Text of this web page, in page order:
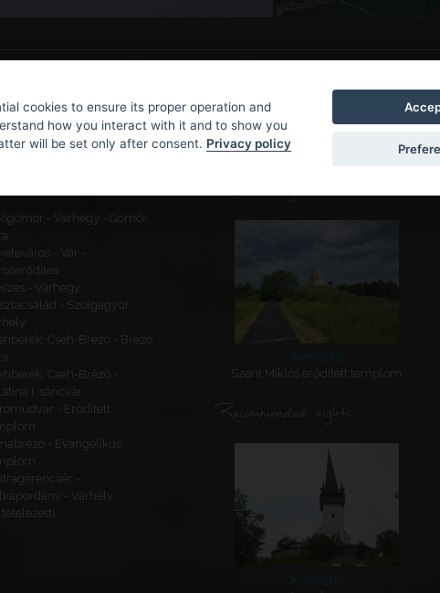
- Várhegy - Gömör
- Vár -
- Várhegy
- Szolgagyőr,
Cseh-Brézó - Brezó
Cseh-Brézó -
I. sáncvár
- Erődített
- Evangélikus
-
- Várhely
Related sights
Aenona
Szent Miklós erődített templom
Recommended sights
Körösfő
cookies to ensure its proper operation and
how you interact with it and to show you
will be set only after consent. Privacy policy